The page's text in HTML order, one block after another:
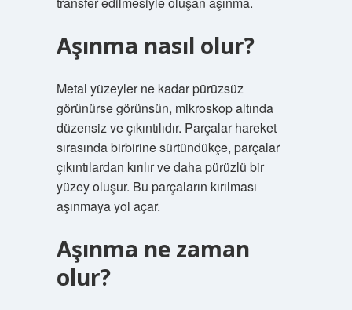
Aşınma nasıl olur?
Metal yüzeyler ne kadar pürüzsüz
görünürse görünsün, mikroskop altında
düzensiz ve çıkıntılıdır. Parçalar hareket
sırasında birbirine sürtündükçe, parçalar
çıkıntılardan kırılır ve daha pürüzlü bir
yüzey oluşur. Bu parçaların kırılması
aşınmaya yol açar.
Aşınma ne zaman
olur?